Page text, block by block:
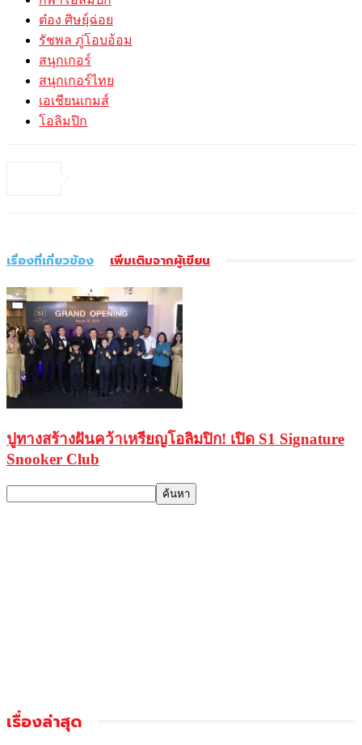
ต๋อง ศิษย์ฺฉ่อย
รัชพล ภู่โอบอ้อม
สนุกเกอร์
สนุกเกอร์ไทย
เอเชียนเกมส์
โอลิมปิก
เรื่องที่เกี่ยวข้อง เพิ่มเติมจากผู้เขียน
ปูทางสร้างฝันคว้าเหรียญโอลิมปิก! เปิด S1 Signature
Snooker Club
เรื่องล่าสุด